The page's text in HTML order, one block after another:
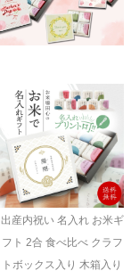
出産内祝い 名入れ お米ギ
フト 2合 食べ比べ クラフ
トボックス入り 木箱入り